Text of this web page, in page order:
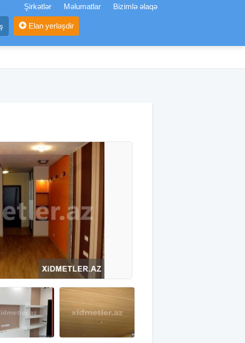
Şirkətlər Məlumatlar Bizimlə əlaqə
Elan yerləşdir